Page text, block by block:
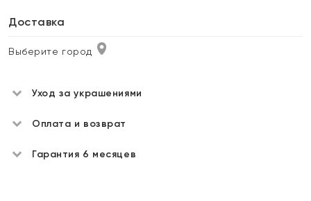
Доставка
Выберите город
Уход за украшениями
Оплата и возврат
Гарантия 6 месяцев